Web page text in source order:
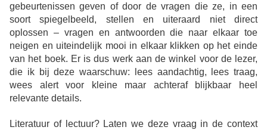
gebeurtenissen geven of door de vragen die ze, in een
soort spiegelbeeld, stellen en uiteraard niet direct
oplossen – vragen en antwoorden die naar elkaar toe
neigen en uiteindelijk mooi in elkaar klikken op het einde
van het boek. Er is dus werk aan de winkel voor de lezer,
die ik bij deze waarschuw: lees aandachtig, lees traag,
wees alert voor kleine maar achteraf blijkbaar heel
relevante details.
Literatuur of lectuur? Laten we deze vraag in de context